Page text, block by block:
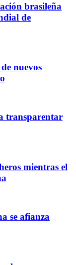
brasileña
de
nuevos
transparentar
mientras el
se afianza